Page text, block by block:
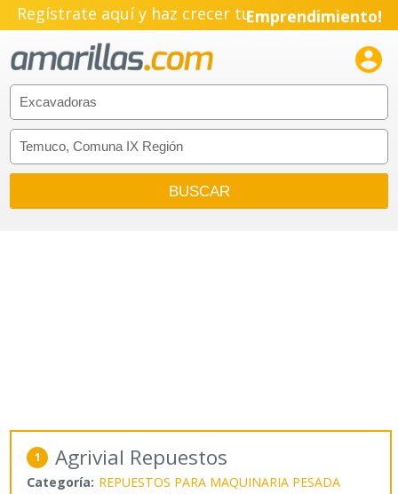
Regístrate aquí y haz crecer tuEmprendimiento!

1 Agrivial Repuestos
Categoría: REPUESTOS PARA MAQUINARIA PESADA